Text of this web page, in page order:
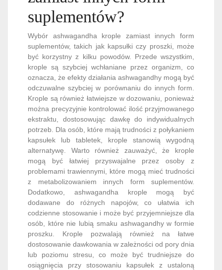
suplementów, takich jak kapsułki czy proszki, może
być korzystny z kilku powodów. Przede wszystkim,
krople są szybciej wchłaniane przez organizm, co
oznacza, że efekty działania ashwagandhy mogą być
odczuwalne szybciej w porównaniu do innych form.
Krople są również łatwiejsze w dozowaniu, ponieważ
można precyzyjnie kontrolować ilość przyjmowanego
ekstraktu, dostosowując dawkę do indywidualnych
potrzeb. Dla osób, które mają trudności z połykaniem
kapsułek lub tabletek, krople stanowią wygodną
alternatywę. Warto również zauważyć, że krople
mogą być łatwiej przyswajalne przez osoby z
problemami trawiennymi, które mogą mieć trudności
z metabolizowaniem innych form suplementów.
Dodatkowo, ashwagandha krople mogą być
dodawane do różnych napojów, co ułatwia ich
codzienne stosowanie i może być przyjemniejsze dla
osób, które nie lubią smaku ashwagandhy w formie
proszku. Krople pozwalają również na łatwe
dostosowanie dawkowania w zależności od pory dnia
lub poziomu stresu, co może być trudniejsze do
osiągnięcia przy stosowaniu kapsułek z ustaloną
dawką. Z tego względu, ashwagandha krople są
często polecane przez specjalistów jako bardziej
elastyczna i efektywna forma suplementacji. Warto
jednak pamiętać, że efektywność kropli zależy